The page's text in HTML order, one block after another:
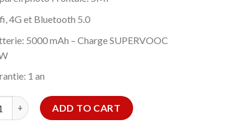
4G et Bluetooth 5.0
5000 mAh – Charge SUPERVOOC
1 an
REALME C51 4GO 128GO – NOIR CARBONE
ADD TO CART